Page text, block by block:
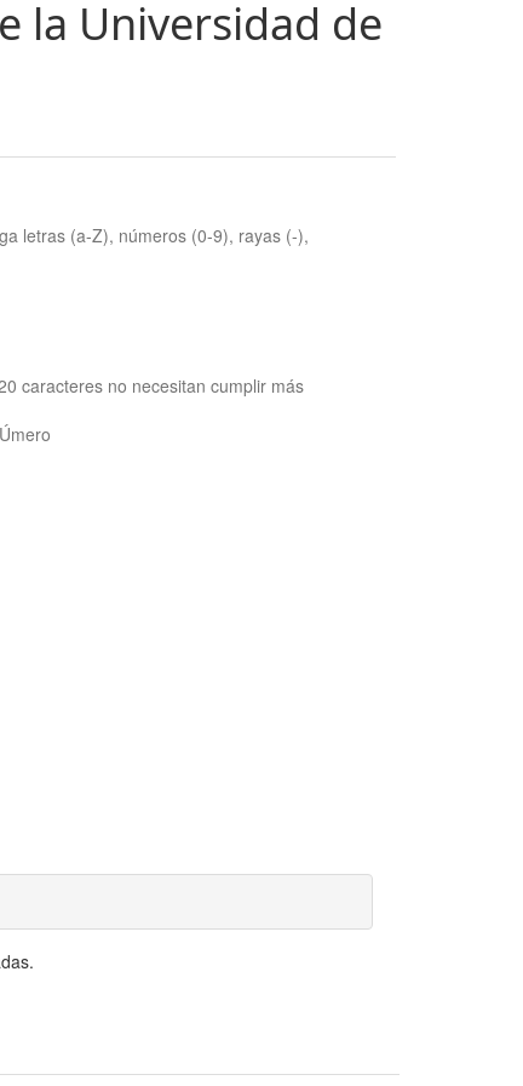
la Universidad de
letras (a-Z), números (0-9), rayas (-),
caracteres no necesitan cumplir más